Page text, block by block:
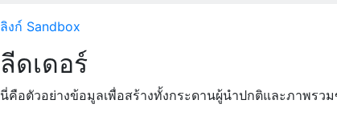
ลิงก์ Sandbox
ลีดเดอร์
นี่คือตัวอย่างข้อมูลเพื่อสร้างทั้งกระดานผู้นำปกติและภาพรว